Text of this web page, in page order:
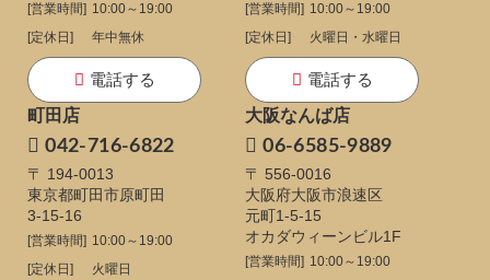
[営業時間] 10:00～19:00
[定休日]
年中無休
電話する
[営業時間] 10:00～19:00
[定休日]
火曜日・水曜日
電話する
町田店
042-716-6822
〒 194-0013
東京都町田市原町田
3-15-16
[営業時間] 10:00～19:00
[定休日]
火曜日
大阪なんば店
06-6585-9889
〒 556-0016
大阪府大阪市浪速区
元町1-5-15
オカダウィーンビル1F
[営業時間] 10:00～19:00